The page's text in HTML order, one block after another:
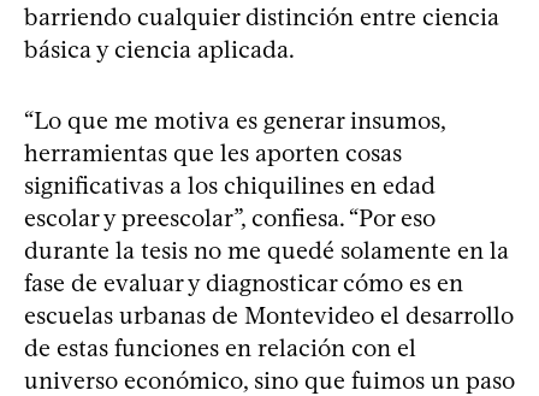
barriendo cualquier distinción entre ciencia
básica y ciencia aplicada.
“Lo que me motiva es generar insumos,
herramientas que les aporten cosas
significativas a los chiquilines en edad
escolar y preescolar”, confiesa. “Por eso
durante la tesis no me quedé solamente en la
fase de evaluar y diagnosticar cómo es en
escuelas urbanas de Montevideo el desarrollo
de estas funciones en relación con el
universo económico, sino que fuimos un paso